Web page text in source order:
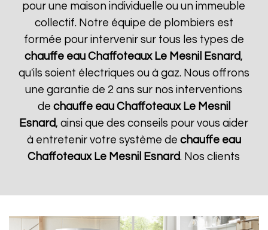
pour une maison individuelle ou un immeuble
collectif. Notre équipe de plombiers est
formée pour intervenir sur tous les types de
chauffe eau Chaffoteaux Le Mesnil Esnard,
qu'ils soient électriques ou à gaz. Nous offrons
une garantie de 2 ans sur nos interventions
de chauffe eau Chaffoteaux Le Mesnil
Esnard, ainsi que des conseils pour vous aider
à entretenir votre système de chauffe eau
Chaffoteaux Le Mesnil Esnard. Nos clients